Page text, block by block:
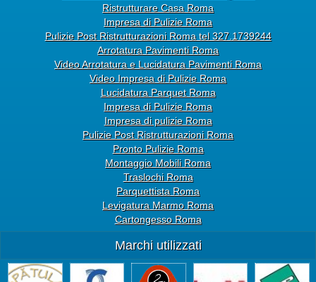
Ristrutturare Casa Roma
Impresa di Pulizie Roma
Pulizie Post Ristrutturazioni Roma tel 327.1739244
Arrotatura Pavimenti Roma
Video Arrotatura e Lucidatura Pavimenti Roma
Video Impresa di Pulizie Roma
Lucidatura Parquet Roma
Impresa di Pulizie Roma
Impresa di pulizie Roma
Pulizie Post Ristrutturazioni Roma
Pronto Pulizie Roma
Montaggio Mobili Roma
Traslochi Roma
Parquettista Roma
Levigatura Marmo Roma
Cartongesso Roma
Marchi utilizzati